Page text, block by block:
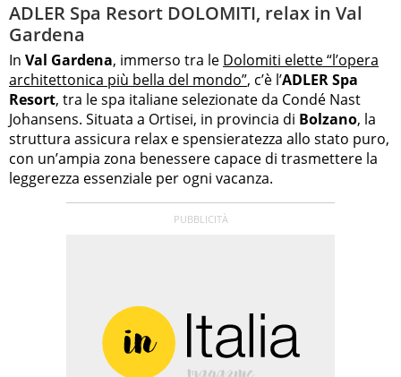
ADLER Spa Resort DOLOMITI, relax in Val
Gardena
In Val Gardena, immerso tra le Dolomiti elette “l’opera
architettonica più bella del mondo”, c’è l’ADLER Spa
Resort, tra le spa italiane selezionate da Condé Nast
Johansens. Situata a Ortisei, in provincia di Bolzano, la
struttura assicura relax e spensieratezza allo stato puro,
con un’ampia zona benessere capace di trasmettere la
leggerezza essenziale per ogni vacanza.